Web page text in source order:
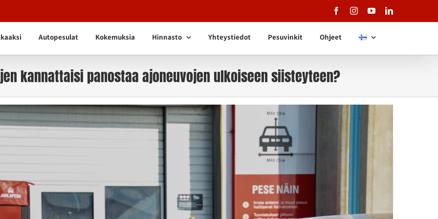
FacebookInstagramYouTubeLinkedIn
Autopesulat Kokemuksia Hinnasto Yhteystiedot Pesuvinkit Ohjeet
kannattaisi panostaa ajoneuvojen ulkoiseen siisteyteen?